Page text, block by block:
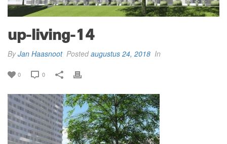
up-living-14
ByJan Haasnoot Postedaugustus 24, 2018 In
0 0